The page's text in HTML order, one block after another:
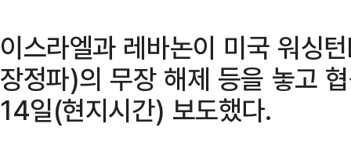
이스라엘과 레바논이 미국 워싱
장정파)의 무장 해제 등을 놓고
14일(현지시간) 보도했다.